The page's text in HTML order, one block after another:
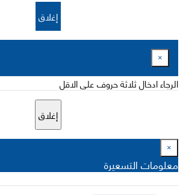
إغلاق
×
الرجاء ادخال ثلاثة حروف على الاقل
إغلاق
×
معلومات التسعيرة